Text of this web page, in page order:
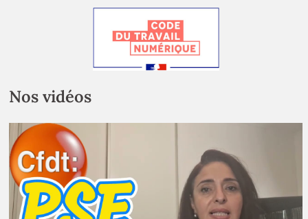
Nos vidéos